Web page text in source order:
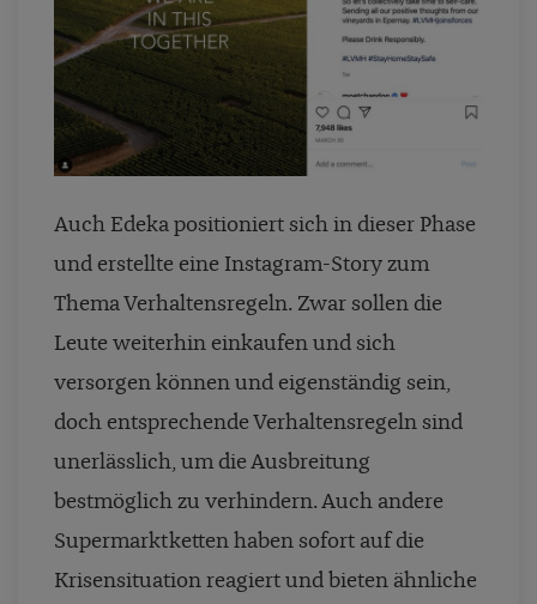
Auch Edeka positioniert sich in dieser Phase
und erstellte eine Instagram-Story zum
Thema Verhaltensregeln. Zwar sollen die
Leute weiterhin einkaufen und sich
versorgen können und eigenständig sein,
doch entsprechende Verhaltensregeln sind
unerlässlich, um die Ausbreitung
bestmöglich zu verhindern. Auch andere
Supermarktketten haben sofort auf die
Krisensituation reagiert und bieten ähnliche